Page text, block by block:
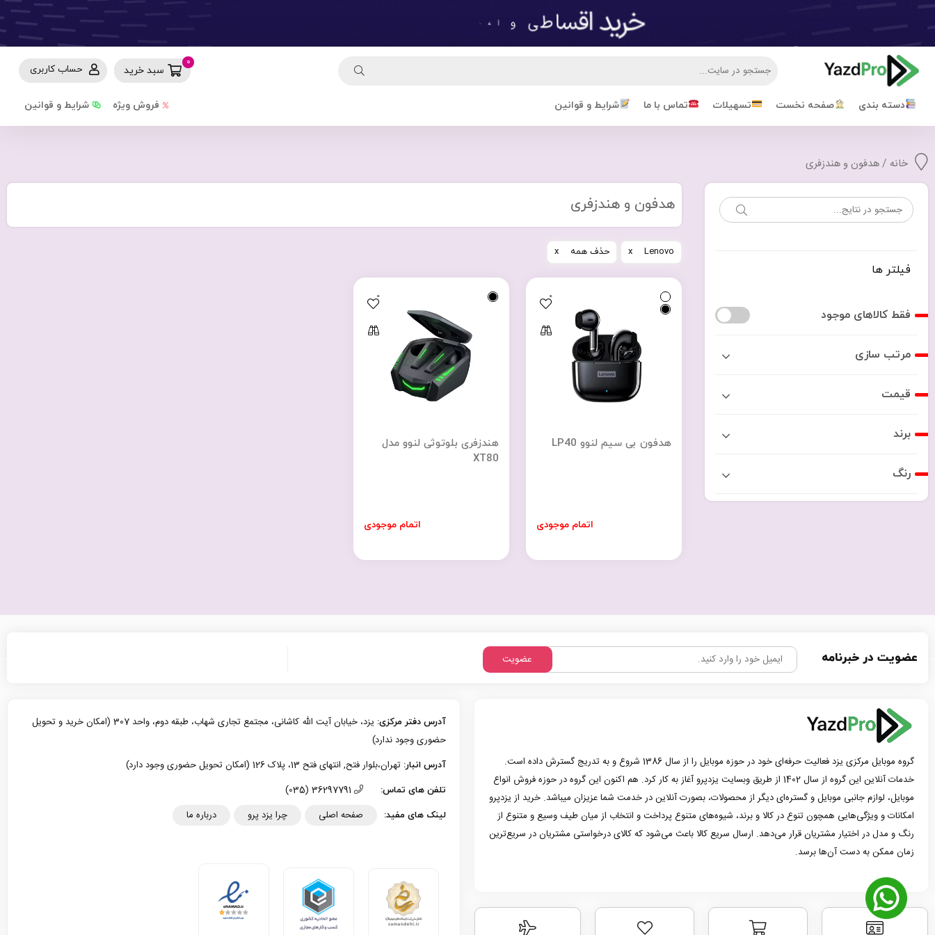
حساب کاربری سبد خرید
0
دسته بندی صفحه نخست تسهیلات تماس با ما شرایط و قوانین شرایط و قوانین فروش ویژه
خانه / هدفون و هندزفری
هدفون و هندزفری
Lenovo حذف همه
هدفون بی سیم لنوو LP40
اتمام موجودی
0
هندزفری بلوتوثی لنوو مدل
XT80
اتمام موجودی
0
فیلتر ها
فقط کالاهای موجود
مرتب سازی
قیمت
برند
رنگ
عضویت در خبرنامه عضویت
گروه موبایل مرکزی یزد فعالیت حرفه‌ای خود در حوزه موبایل را از سال 1386 شروع و به تدریج گسترش داده است.
خدمات آنلاین این گروه از سال 1402 از طریق وبسایت یزدپرو آغاز به کار کرد. هم اکنون این گروه در حوزه فروش انواع
موبایل، لوازم جانبی موبایل و گستره‌ای دیگر از محصولات، بصورت آنلاین در خدمت شما عزیزان میباشد. خرید از یزدپرو
امکانات و ویژگی‌هایی همچون تنوع در کالا و برند، شیوه‌های متنوع پرداخت و انتخاب از میان طیف وسیع و متنوع از
رنگ و مدل در اختیار مشتریان قرار می‌دهد. ارسال سریع کالا باعث می‌شود که کالای درخواستی مشتریان در سریع‌ترین
زمان ممکن به دست آن‌ها برسد.
آدرس دفتر مرکزی:
یزد، خیابان آیت الله کاشانی، مجتمع تجاری شهاب، طبقه دوم، واحد 307 (امکان خرید و تحویل
حضوری وجود ندارد)
آدرس انبار: تهران،بلوار فتح, انتهای فتح 13، پلاک 126 (امکان تحویل حضوری وجود دارد)
تلفن های تماس:
لینک های مفید: صفحه اصلی چرا یزد پرو درباره ما